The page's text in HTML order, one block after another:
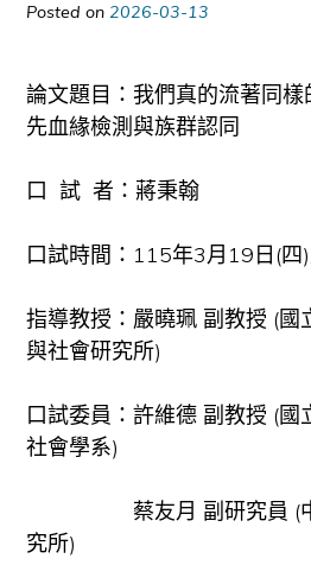
Posted on 2026-03-13
論文題目：我們真的流著同
先血緣檢測與族群認同
口 試 者：蔣秉翰
口試時間：115年3月19日(
指導教授：嚴曉珮 副教授 (國
與社會研究所)
口試委員：許維德 副教授 (國
社會學系)
蔡友月 副研究員 (中
究所)